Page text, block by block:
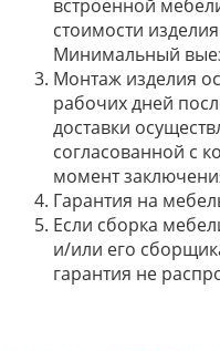
встроенной
стоимости
Минимальный
Монтаж изделия
рабочих дней
доставки
согласованной с
момент
Гарантия на
Если сборка
и/или его
гарантия не